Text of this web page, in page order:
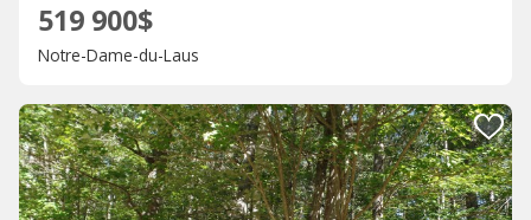
519 900$
Notre-Dame-du-Laus